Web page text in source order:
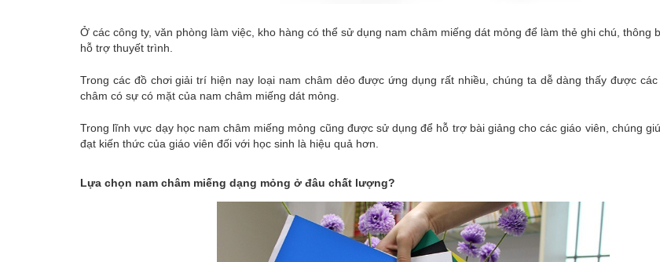
Ở các công ty, văn phòng làm việc, kho hàng có thể sử dụng nam châm miếng dát mỏng để làm thẻ ghi chú, thông
hỗ trợ thuyết trình.
Trong các đồ chơi giải trí hiện nay loại nam châm dẻo được ứng dụng rất nhiều, chúng ta dễ dàng thấy được
châm có sự có mặt của nam châm miếng dát mỏng.
Trong lĩnh vực dạy học nam châm miếng mỏng cũng được sử dụng để hỗ trợ bài giảng cho các giáo viên, chúng
đạt kiến thức của giáo viên đối với học sinh là hiệu quả hơn.
Lựa chọn nam châm miếng dạng mỏng ở đâu chất lượng?